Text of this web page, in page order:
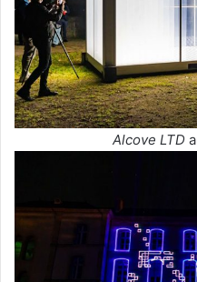
Alcove LTD